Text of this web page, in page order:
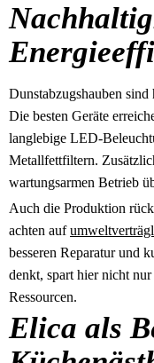
Dunstabzugshauben sind
Die besten Geräte
langlebige LED-
Metallfettfiltern.
wartungsarmen Betrieb
Auch die Produktion
achten auf
besseren Reparatur und
denkt, spart hier nicht
Ressourcen.
Elica als